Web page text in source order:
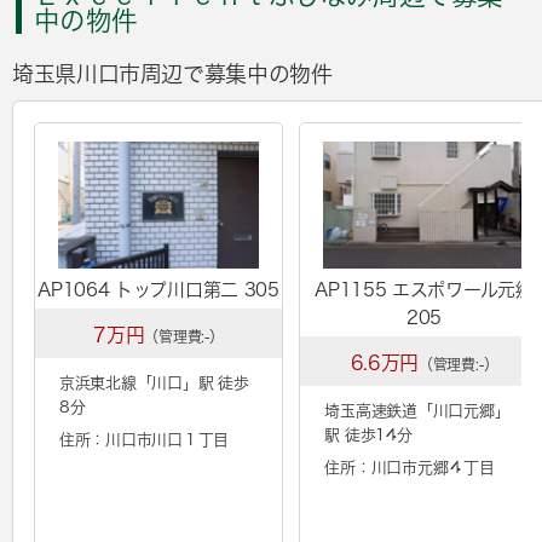
中の物件
埼玉県川口市周辺で募集中の物件
AP1064 トップ川口第二 305
7万円 （管理費:-）
京浜東北線「 川口
」駅 徒歩
8分
住所：川口市川口１丁目
AP1155 エスポワール元郷
205
6.6万円 （管理費:-）
埼玉高速鉄道「 川口元郷」
駅 徒歩14分
住所：川口市元郷４丁目